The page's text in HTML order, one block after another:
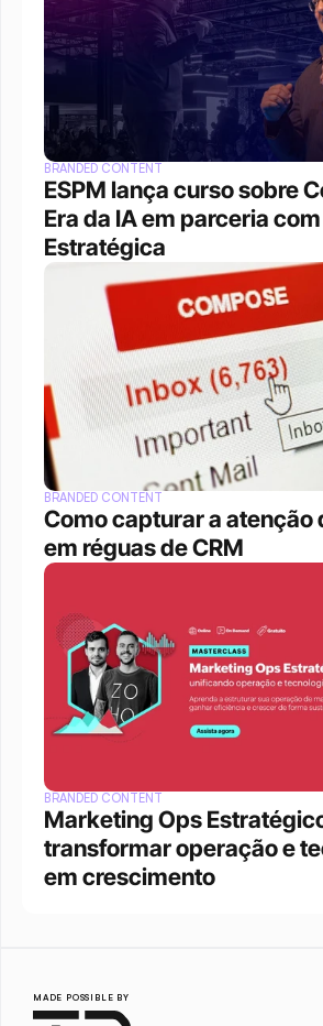
BRANDED CONTENT
ESPM lança curso sobre
Era da IA em parceria
Estratégica
BRANDED CONTENT
Como capturar a atenção
em réguas de CRM
BRANDED CONTENT
Marketing Ops
transformar operação e
em crescimento
MADE POSSIBLE BY